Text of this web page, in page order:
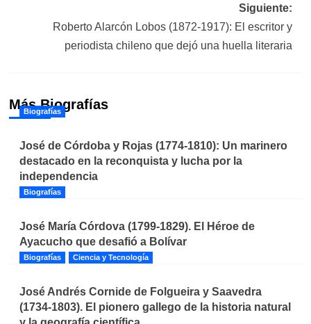
Siguiente:
Roberto Alarcón Lobos (1872-1917): El escritor y
periodista chileno que dejó una huella literaria
Más Biografías
Biografías
José de Córdoba y Rojas (1774-1810): Un marinero
destacado en la reconquista y lucha por la
independencia
Biografías
José María Córdova (1799-1829). El Héroe de
Ayacucho que desafió a Bolívar
Biografías Ciencia y Tecnología
José Andrés Cornide de Folgueira y Saavedra
(1734-1803). El pionero gallego de la historia natural